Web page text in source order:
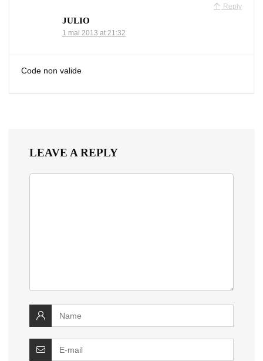
Reply
JULIO
1 mai 2013 at 21:32
Code non valide
LEAVE A REPLY